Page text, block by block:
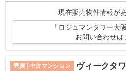
す。最寄りの公園滝川公園(207m)。日...
現在販売物件情報が
「ロジュマンタワー大
お問い合わせは
売買 | 中古マンション ヴィークタ